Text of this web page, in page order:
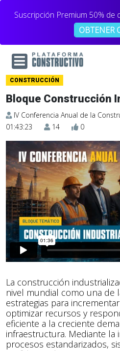
Suscripción Premium 50%
OBTENER
CONSTRUCCIÓN
Bloque Construcción
IV Conferencia Anual de la
01:43:23
14 0
La construcción
nivel mundial como una de
estrategias para
optimizar recursos y
eficiente a la creciente
infraestructura. Mediante la
procesos estandarizados,